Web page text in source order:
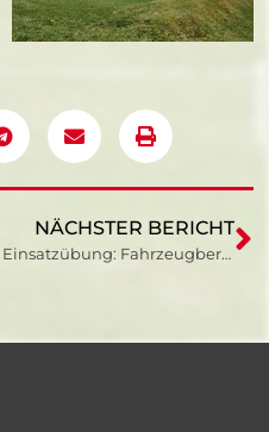
NÄCHSTER BERICHT
Einsatzübung: Fahrzeugbergung